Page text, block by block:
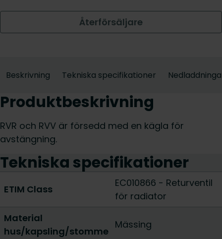
Återförsäljare
Beskrivning Tekniska specifikationer
Produktbeskrivning
RVR och RVV är försedd med en kägla för
avstängning.
Tekniska specifikationer
ETIM Class
EC010866 - Returventil
för radiator
Material
hus/kapsling/stomme
Mässing